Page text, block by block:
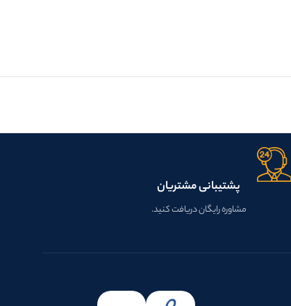
پشتیبانی مشتریان
مشاوره رایگان دریافت کنید.